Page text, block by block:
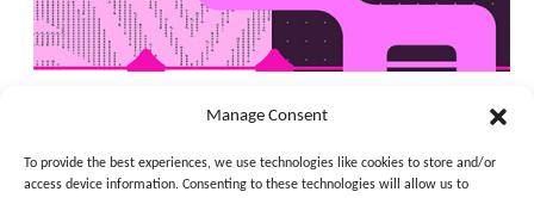
Manage Consent
To provide the best experiences, we use technologies like cookies to store and/or
access device information. Consenting to these technologies will allow us to